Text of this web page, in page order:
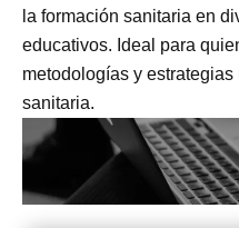
la formación sanitaria en
educativos. Ideal para
metodologías y
sanitaria.